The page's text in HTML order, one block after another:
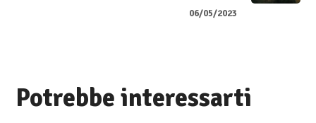
06/05/2023
Potrebbe interessarti